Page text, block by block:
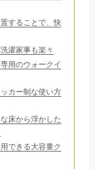
することで、快
濯家事も楽々
用のウォークイ
カー制な使い方
床から浮かした
できる大容量ク